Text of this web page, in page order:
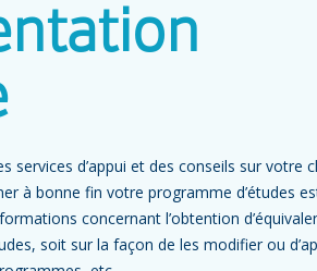
services d’appui et des conseils sur votre
à bonne fin votre programme d’études
concernant l’obtention
soit sur la façon de les modifier ou